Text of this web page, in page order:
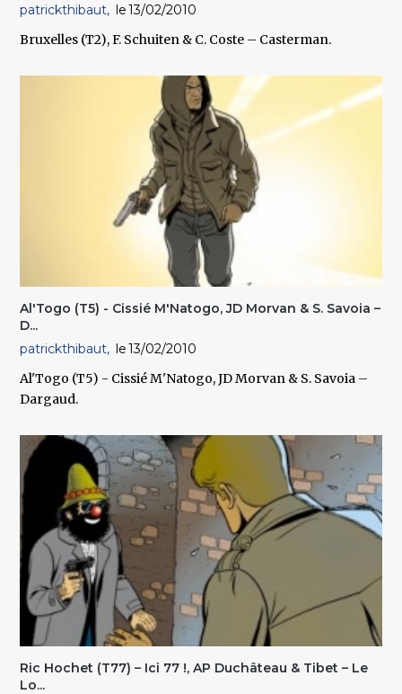
patrickthibaut
13/02/2010
Bruxelles (T2), F. Schuiten & C. Coste – Casterman.
Al'Togo (T5) - Cissié M'Natogo, JD Morvan & S. Savoia –
D...
patrickthibaut
13/02/2010
Al'Togo (T5) - Cissié M'Natogo, JD Morvan & S. Savoia –
Dargaud.
Ric Hochet (T77) – Ici 77 !, AP Duchâteau & Tibet – Le
Lo...